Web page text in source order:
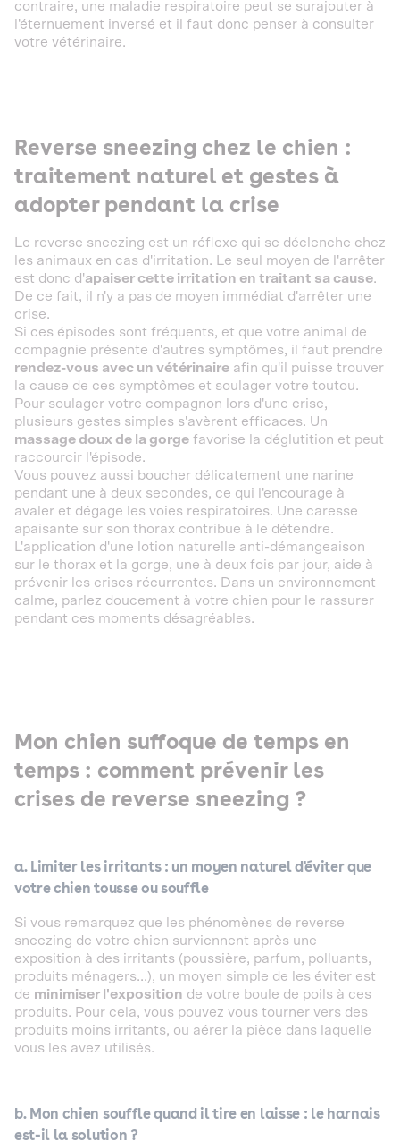
contraire, une maladie respiratoire peut se surajouter à
l'éternuement inversé et il faut donc penser à consulter
votre vétérinaire.
Reverse sneezing chez le chien :
traitement naturel et gestes à
adopter pendant la crise
Le reverse sneezing est un réflexe qui se déclenche chez
les animaux en cas d'irritation. Le seul moyen de l'arrêter
est donc d'apaiser cette irritation en traitant sa cause.
De ce fait, il n'y a pas de moyen immédiat d'arrêter une
crise.
Si ces épisodes sont fréquents, et que votre animal de
compagnie présente d'autres symptômes, il faut prendre
rendez-vous avec un vétérinaire afin qu'il puisse trouver
la cause de ces symptômes et soulager votre toutou.
Pour soulager votre compagnon lors d'une crise,
plusieurs gestes simples s'avèrent efficaces. Un
massage doux de la gorge favorise la déglutition et peut
raccourcir l'épisode.
Vous pouvez aussi boucher délicatement une narine
pendant une à deux secondes, ce qui l'encourage à
avaler et dégage les voies respiratoires. Une caresse
apaisante sur son thorax contribue à le détendre.
L'application d'une lotion naturelle anti-démangeaison
sur le thorax et la gorge, une à deux fois par jour, aide à
prévenir les crises récurrentes. Dans un environnement
calme, parlez doucement à votre chien pour le rassurer
pendant ces moments désagréables.
Mon chien suffoque de temps en
temps : comment prévenir les
crises de reverse sneezing ?
a. Limiter les irritants : un moyen naturel d'éviter que
votre chien tousse ou souffle
Si vous remarquez que les phénomènes de reverse
sneezing de votre chien surviennent après une
exposition à des irritants (poussière, parfum, polluants,
produits ménagers...), un moyen simple de les éviter est
de minimiser l'exposition de votre boule de poils à ces
produits. Pour cela, vous pouvez vous tourner vers des
produits moins irritants, ou aérer la pièce dans laquelle
vous les avez utilisés.
b. Mon chien souffle quand il tire en laisse : le harnais
est-il la solution ?